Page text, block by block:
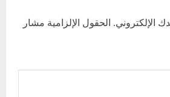
الإلكتروني. الحقول الإلزامية مشار